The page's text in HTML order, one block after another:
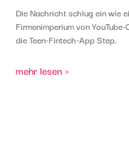
Die Nachricht schlug ein wie
Firmenimperium von
die Teen-Fintech-App Step.
mehr lesen >